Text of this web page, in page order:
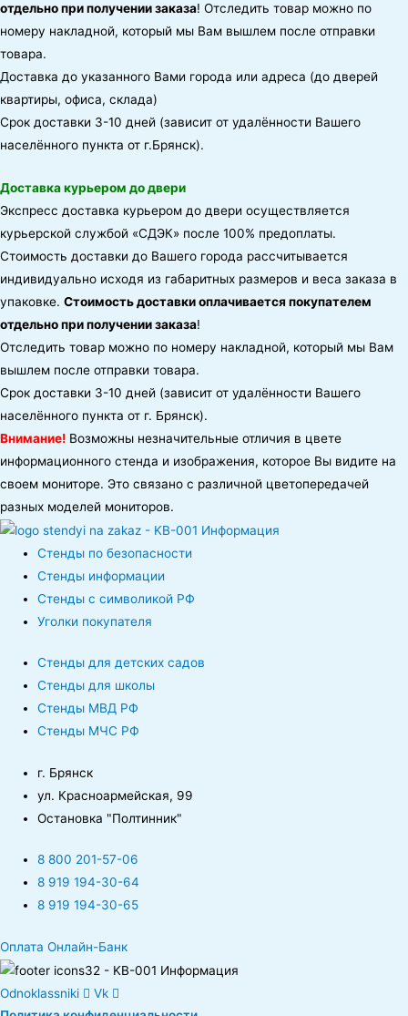
отдельно при получении заказа! Отследить товар можно по
номеру накладной, который мы Вам вышлем после отправки
товара.
Доставка до указанного Вами города или адреса (до дверей
квартиры, офиса, склада)
Срок доставки 3-10 дней (зависит от удалённости Вашего
населённого пункта от г.Брянск).
Доставка курьером до двери
Экспресс доставка курьером до двери осуществляется
курьерской службой «СДЭК» после 100% предоплаты.
Стоимость доставки до Вашего города рассчитывается
индивидуально исходя из габаритных размеров и веса заказа в
упаковке. Стоимость доставки оплачивается покупателем
отдельно при получении заказа!
Отследить товар можно по номеру накладной, который мы Вам
вышлем после отправки товара.
Срок доставки 3-10 дней (зависит от удалённости Вашего
населённого пункта от г. Брянск).
Внимание! Возможны незначительные отличия в цвете
информационного стенда и изображения, которое Вы видите на
своем мониторе. Это связано с различной цветопередачей
разных моделей мониторов.
Стенды по безопасности
Стенды информации
Стенды с символикой РФ
Уголки покупателя
Стенды для детских садов
Стенды для школы
Стенды МВД РФ
Стенды МЧС РФ
г. Брянск
ул. Красноармейская, 99
Остановка "Полтинник"
8 800 201-57-06
8 919 194-30-64
8 919 194-30-65
Оплата Онлайн-Банк
Odnoklassniki
Vk